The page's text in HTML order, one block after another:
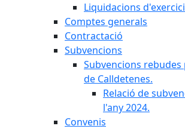
Liquidacions
Comptes generals
Contractació
Subvencions
Subvencions
de Calldetenes.
Relació de
l'any 2024.
Convenis